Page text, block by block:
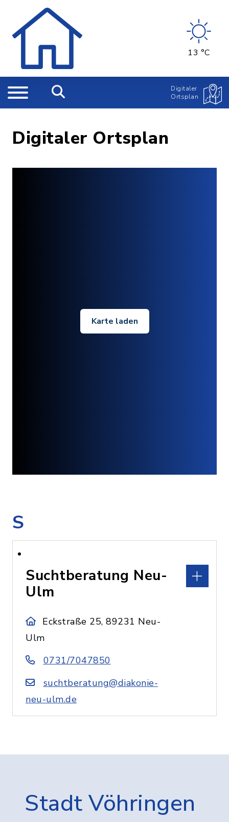
13 °C
Digitaler
Ortsplan
Digitaler Ortsplan
Karte laden
S
Suchtberatung Neu-
Ulm
Eckstraße 25, 89231 Neu-
Ulm
0731/7047850
suchtberatung@diakonie-
neu-ulm.de
Stadt Vöhringen